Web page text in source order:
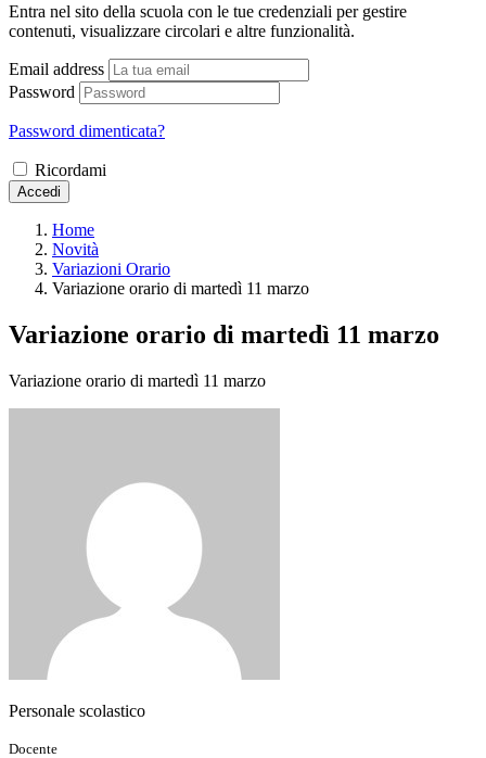
Entra nel sito della scuola con le tue credenziali per gestire
contenuti, visualizzare circolari e altre funzionalità.
Email address
Password
Password dimenticata?
Ricordami
Accedi
Home
Novità
Variazioni Orario
Variazione orario di martedì 11 marzo
Variazione orario di martedì 11 marzo
Variazione orario di martedì 11 marzo
Personale scolastico
Docente